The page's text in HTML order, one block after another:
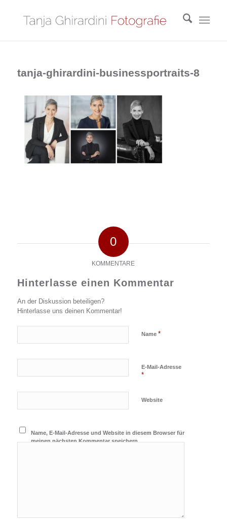
tanja-ghirardini-businessportraits-8
0
KOMMENTARE
Hinterlasse einen Kommentar
An der Diskussion beteiligen?
Hinterlasse uns deinen Kommentar!
Name *
E-Mail-Adresse
*
Website
Name, E-Mail-Adresse und Website in diesem Browser für
meinen nächsten Kommentar speichern.